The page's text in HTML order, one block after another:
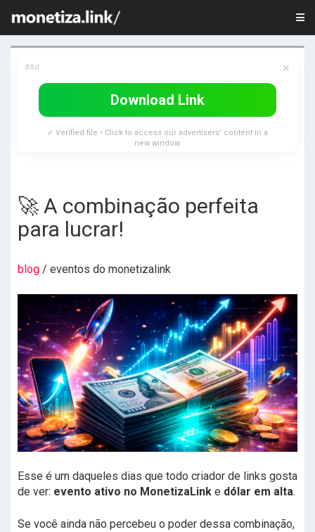
#Ad ×
Download Link
✓ Verified file • Click to access our advertisers' content in a
new window.
🚀 A combinação perfeita
para lucrar!
blog / eventos do monetizalink
Esse é um daqueles dias que todo criador de links gosta
de ver: evento ativo no MonetizaLink e dólar em alta.
Se você ainda não percebeu o poder dessa combinação,